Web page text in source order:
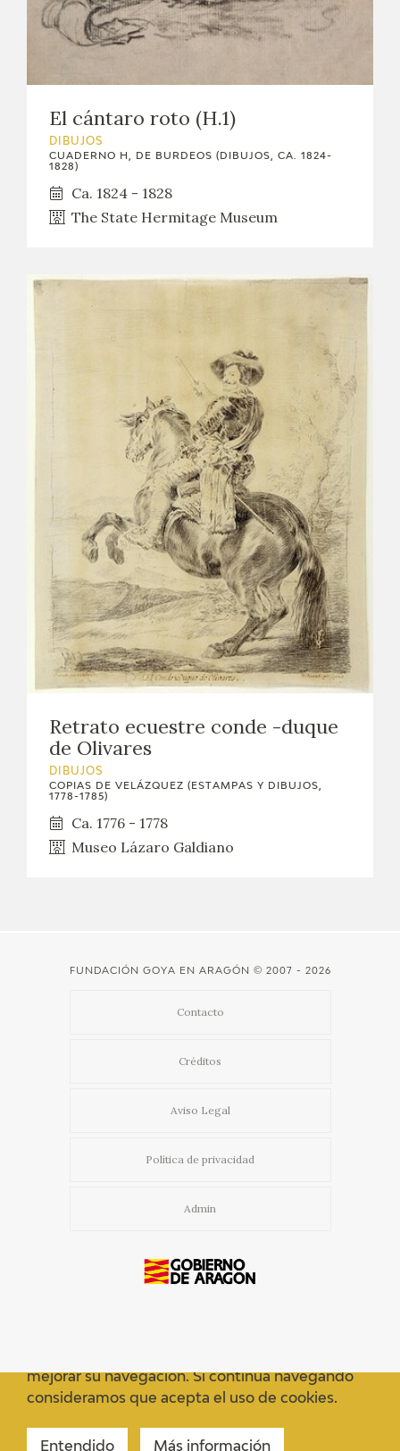
El cántaro roto (H.1)
DIBUJOS
CUADERNO H, DE BURDEOS (DIBUJOS, CA. 1824-
1828)
Ca. 1824 - 1828
The State Hermitage Museum
Retrato ecuestre conde -duque
de Olivares
DIBUJOS
COPIAS DE VELÁZQUEZ (ESTAMPAS Y DIBUJOS,
1778-1785)
Ca. 1776 - 1778
Museo Lázaro Galdiano
FUNDACIÓN GOYA EN ARAGÓN © 2007 - 2026
Contacto
Créditos
Aviso Legal
Política de privacidad
Admin
mejorar su navegación. Si continua navegando
consideramos que acepta el uso de cookies.
Entendido Más información